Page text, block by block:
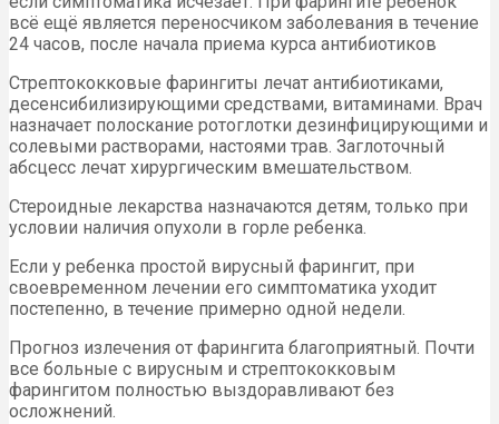
всё ещё является переносчиком заболевания в течение
24 часов, после начала приема курса антибиотиков
Стрептококковые фарингиты лечат антибиотиками,
десенсибилизирующими средствами, витаминами. Врач
назначает полоскание ротоглотки дезинфицирующими и
солевыми растворами, настоями трав. Заглоточный
абсцесс лечат хирургическим вмешательством.
Стероидные лекарства назначаются детям, только при
условии наличия опухоли в горле ребенка.
Если у ребенка простой вирусный фарингит, при
своевременном лечении его симптоматика уходит
постепенно, в течение примерно одной недели.
Прогноз излечения от фарингита благоприятный. Почти
все больные с вирусным и стрептококковым
фарингитом полностью выздоравливают без
осложнений.